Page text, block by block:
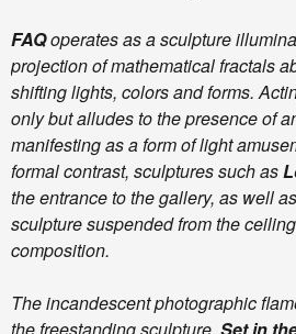
FAQoperates as a sculpture
projection of mathematical fractals
shifting lights, colors and forms.
only but alludes to the presence of
manifesting as a form of light
formal contrast, sculptures such as
the entrance to the gallery, as well as
sculpture suspended from the
composition.
The incandescent photographic
the freestanding sculpture, Set in